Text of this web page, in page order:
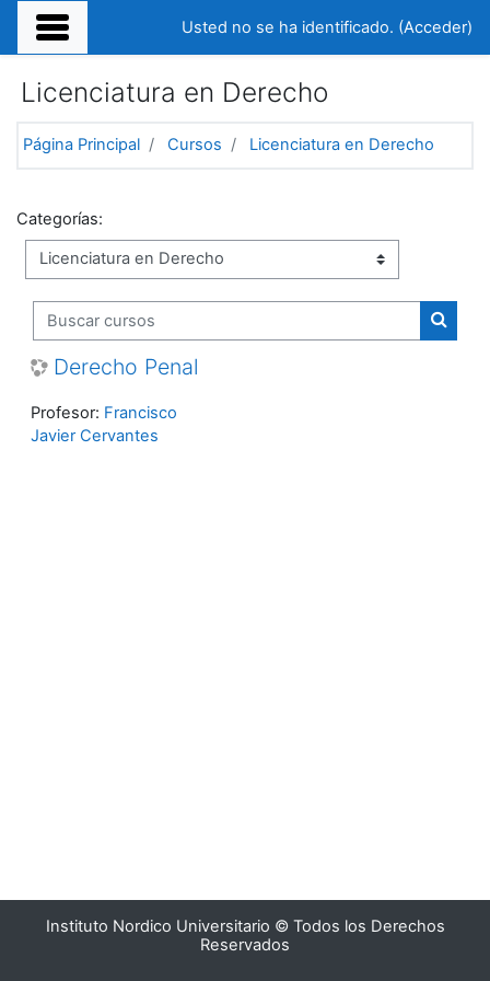
Salta al contenido principal
Usted no se ha identificado. (Acceder)
Licenciatura en Derecho
Página Principal Cursos Licenciatura en Derecho
Categorías:
Buscar cursos
Derecho Penal
Profesor: Francisco
Javier Cervantes
Instituto Nordico Universitario © Todos los Derechos
Reservados